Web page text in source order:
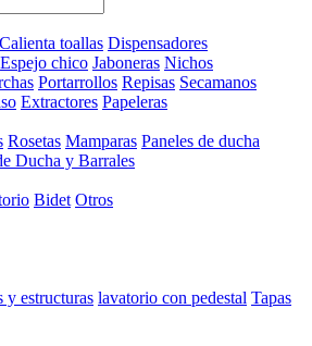
Calienta toallas Dispensadores
Espejo chico Jaboneras Nichos
Portarrollos Repisas Secamanos
Extractores Papeleras
Rosetas Mamparas Paneles de ducha
Ducha y Barrales
Bidet Otros
y estructuras lavatorio con pedestal Tapas